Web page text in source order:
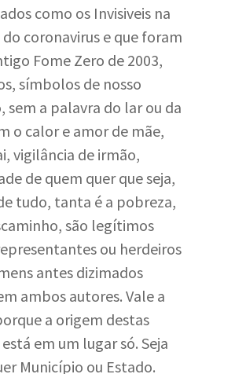
como os Invisiveis na
coronavirus e que foram
Fome Zero de 2003,
símbolos de nosso
sem a palavra do lar ou da
o calor e amor de mãe,
vigilância de irmão,
de quem quer que seja,
tudo, tanta é a pobreza,
são legítimos
ou herdeiros
antes dizimados
ambos autores. Vale a
a origem destas
em um lugar só. Seja
Município ou Estado.